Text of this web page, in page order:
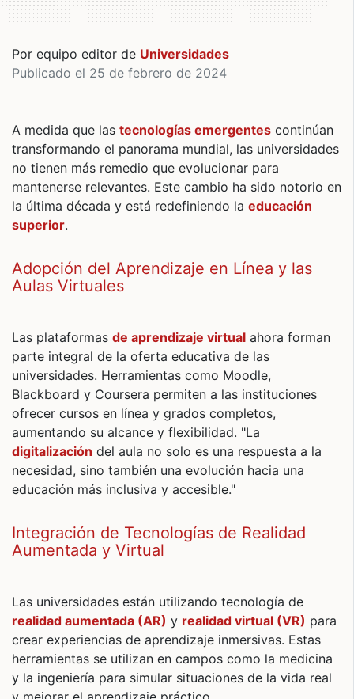
Por equipo editor de Universidades
Publicado el 25 de febrero de 2024
A medida que las tecnologías emergentes continúan
transformando el panorama mundial, las universidades
no tienen más remedio que evolucionar para
mantenerse relevantes. Este cambio ha sido notorio en
la última década y está redefiniendo la educación
superior.
Adopción del Aprendizaje en Línea y las
Aulas Virtuales
Las plataformas de aprendizaje virtual ahora forman
parte integral de la oferta educativa de las
universidades. Herramientas como Moodle,
Blackboard y Coursera permiten a las instituciones
ofrecer cursos en línea y grados completos,
aumentando su alcance y flexibilidad. "La
digitalización del aula no solo es una respuesta a la
necesidad, sino también una evolución hacia una
educación más inclusiva y accesible."
Integración de Tecnologías de Realidad
Aumentada y Virtual
Las universidades están utilizando tecnología de
realidad aumentada (AR) y realidad virtual (VR) para
crear experiencias de aprendizaje inmersivas. Estas
herramientas se utilizan en campos como la medicina
y la ingeniería para simular situaciones de la vida real